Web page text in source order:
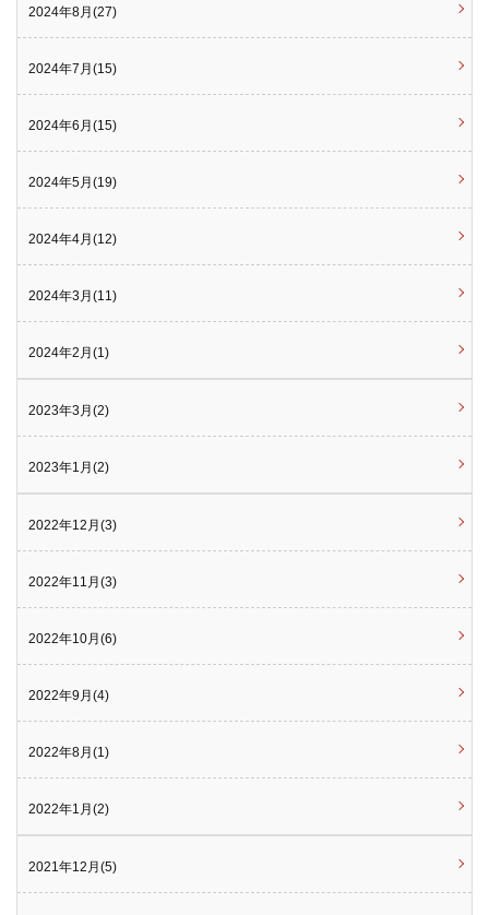
2024年8月(27)
2024年7月(15)
2024年6月(15)
2024年5月(19)
2024年4月(12)
2024年3月(11)
2024年2月(1)
2023年3月(2)
2023年1月(2)
2022年12月(3)
2022年11月(3)
2022年10月(6)
2022年9月(4)
2022年8月(1)
2022年1月(2)
2021年12月(5)